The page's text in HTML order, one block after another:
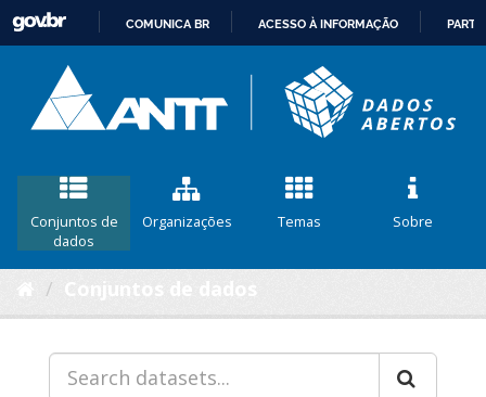
CONTEÚDO
COMUNICA BR ACESSO À INFORMAÇÃO
Conjuntos de
dados
Organizações Temas Sobre